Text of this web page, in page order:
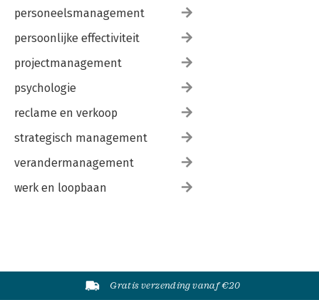
personeelsmanagement
persoonlijke effectiviteit
projectmanagement
psychologie
reclame en verkoop
strategisch management
verandermanagement
werk en loopbaan
Gratis verzending vanaf €20